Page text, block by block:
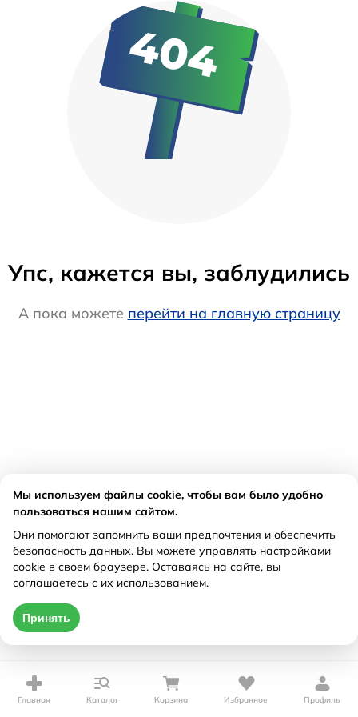
Упс, кажется вы, заблудились
А пока можете перейти на главную страницу
Главная Каталог Корзина Избранное Профиль
Мы используем файлы cookie, чтобы вам было удобно
пользоваться нашим сайтом.
Они помогают запомнить ваши предпочтения и обеспечить
безопасность данных. Вы можете управлять настройками
cookie в своем браузере. Оставаясь на сайте, вы
соглашаетесь с их использованием.
Принять